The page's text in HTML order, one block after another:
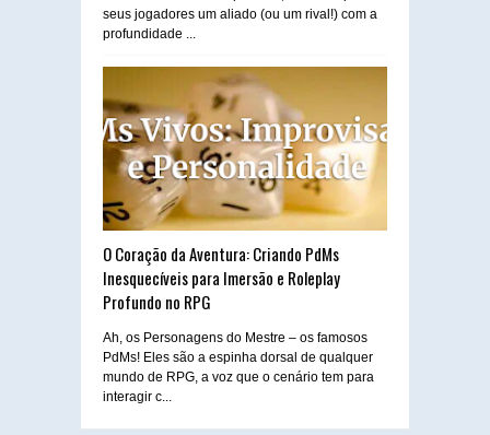
seus jogadores um aliado (ou um rival!) com a
profundidade ...
O Coração da Aventura: Criando PdMs
Inesquecíveis para Imersão e Roleplay
Profundo no RPG
Ah, os Personagens do Mestre – os famosos
PdMs! Eles são a espinha dorsal de qualquer
mundo de RPG, a voz que o cenário tem para
interagir c...